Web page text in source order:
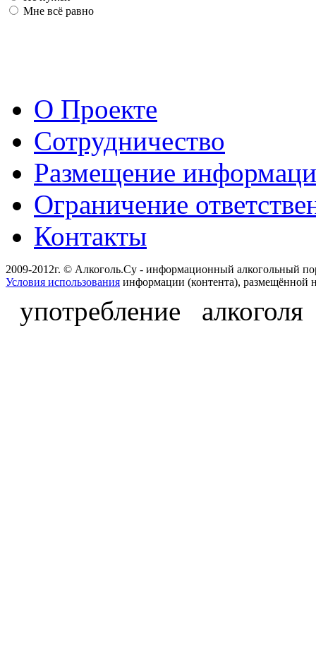
Мне всё равно
О Проекте
Сотрудничество
Размещение
Ограничение
Контакты
2009-2012г. © Алкоголь.Су - информационный алкогольный
Условия использования информации (контента), размещённой
употребление